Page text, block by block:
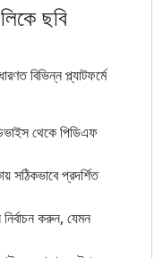
ছবি
বিভিন্ন প্ল্যাটফর্মে
থেকে পিডিএফ
সঠিকভাবে প্রদর্শিত
করুন, যেমন